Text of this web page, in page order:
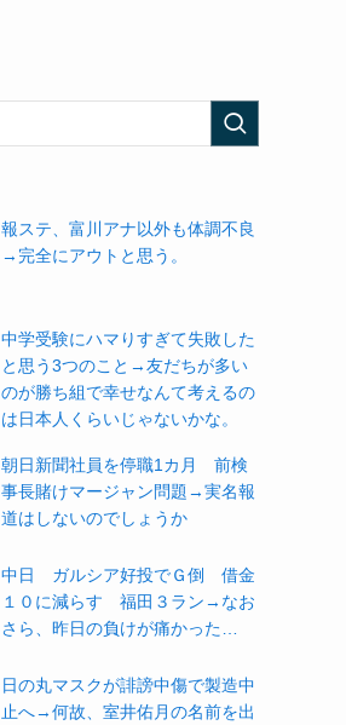
報ステ、富川アナ以外も体調不良
→完全にアウトと思う。
中学受験にハマりすぎて失敗した
と思う3つのこと→友だちが多い
のが勝ち組で幸せなんて考えるの
は日本人くらいじゃないかな。
朝日新聞社員を停職1カ月 前検
事長賭けマージャン問題→実名報
道はしないのでしょうか
中日 ガルシア好投でＧ倒 借金
１０に減らす 福田３ラン→なお
さら、昨日の負けが痛かった…
日の丸マスクが誹謗中傷で製造中
止へ→何故、室井佑月の名前を出